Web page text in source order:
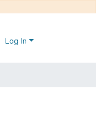
Log In